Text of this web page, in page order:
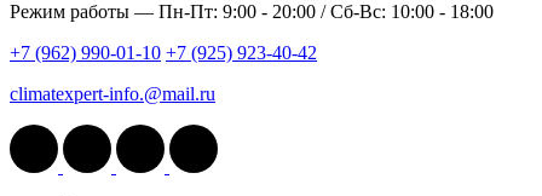
Режим работы — Пн-Пт: 9:00 - 20:00 / Сб-Вс: 10:00 - 18:00
+7 (962) 990-01-10 +7 (925) 923-40-42
climatexpert-info.@mail.ru